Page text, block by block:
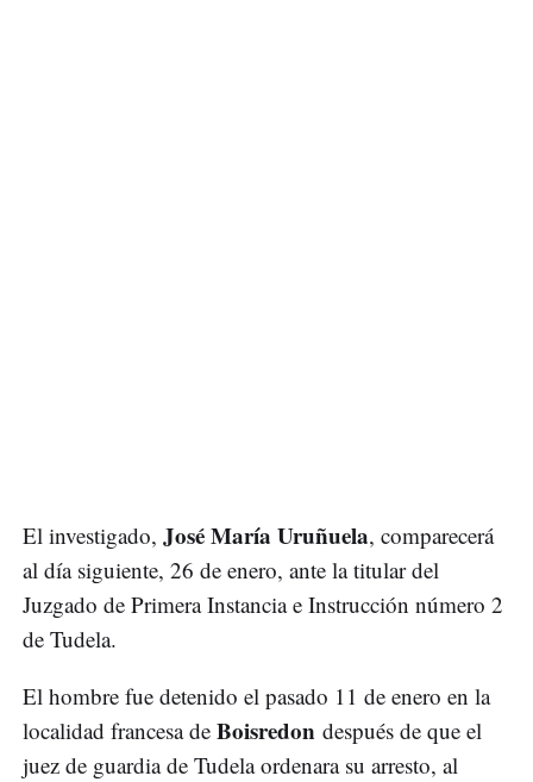
El investigado, José María Uruñuela, comparecerá
al día siguiente, 26 de enero, ante la titular del
Juzgado de Primera Instancia e Instrucción número 2
de Tudela.
El hombre fue detenido el pasado 11 de enero en la
localidad francesa de Boisredon después de que el
juez de guardia de Tudela ordenara su arresto, al